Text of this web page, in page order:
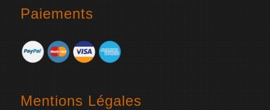
Paiements
Mentions Légales